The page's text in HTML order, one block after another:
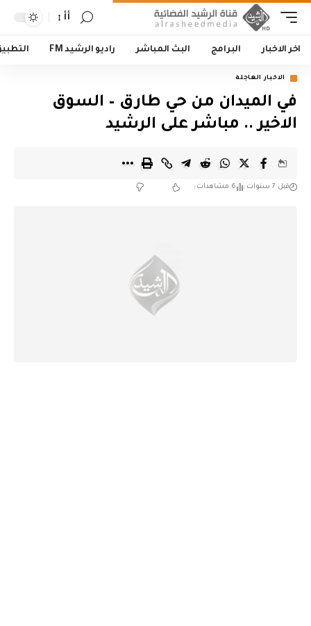
أأ
اخر الاخبار البرامج البث المباشر راديو الرشيد FM
الاخبار العاجلة
في الميدان من حي طارق – السوق
الاخير .. مباشر على الرشيد
قبل 7 سنوات 6 مشاهدات